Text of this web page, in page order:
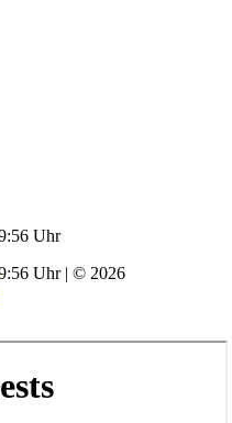
Uhr
Uhr | © 2026